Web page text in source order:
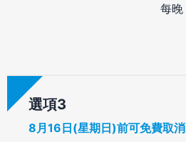
每晚
選項
8月16日(星期日)前可免費取消